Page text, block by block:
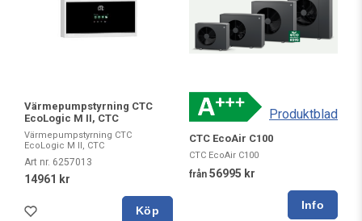
Värmepumpstyrning CTC
EcoLogic M II, CTC
Värmepumpstyrning CTC
EcoLogic M II, CTC
Art nr. 6257013
14961 kr
Köp
Produktblad
CTC EcoAir C100
CTC EcoAir C100
från 56995 kr